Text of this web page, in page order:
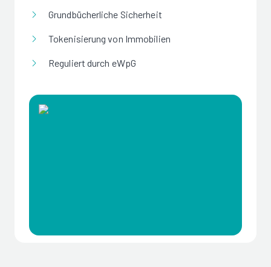
Grundbücherliche Sicherheit
Tokenisierung von Immobilien
Reguliert durch eWpG